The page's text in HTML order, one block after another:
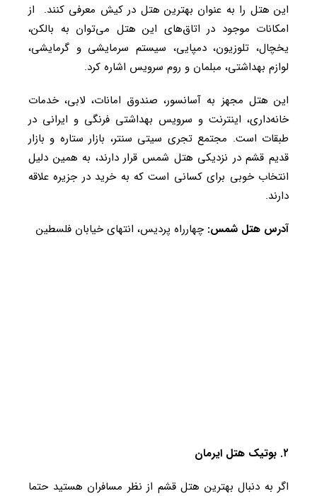
این هتل را به عنوان بهترین هتل در کیش معرفی کنند. از
امکانات موجود در اتاق‌های این هتل می‌توان به بالکن،
یخچال، تلوزیون، دمپایی، سیستم سرمایشی و گرمایشی،
لوازم بهداشتی، مبلمان و روم سرویس اشاره کرد.
این هتل مجهز به آسانسور، صندوق امانات، لابی، خدمات
خانه‌داری، اینترنت و سرویس بهداشتی فرنگی و ایرانی در
طبقات است. مجتمع تجری سیتی سنتر، بازار ستاره و بازار
قدیم قشم در نزدیکی هتل شمس قرار دارند، به همین دلیل
انتخاب خوبی برای کسانی است که به خرید در جزیره علاقه
دارند.
آدرس هتل شمس: چهارراه پردیس، انتهای خیابان فلسطین
۲. بوتیک هتل ایرمان
اگر به دنبال بهترین هتل قشم از نظر مسافران هستید حتما